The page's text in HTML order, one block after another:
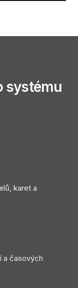
systému
karet a
a časových